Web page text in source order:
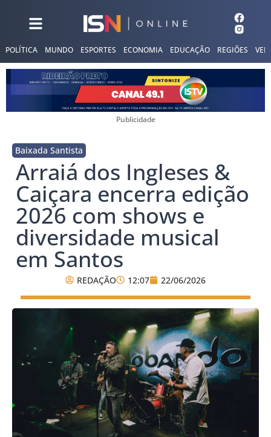
POLÍTICA MUNDO ESPORTES ECONOMIA EDUCAÇÃO REGIÕES
Publicidade
Baixada Santista
Arraiá dos Ingleses &
Caiçara encerra edição
2026 com shows e
diversidade musical
em Santos
REDAÇÃO 12:07 22/06/2026